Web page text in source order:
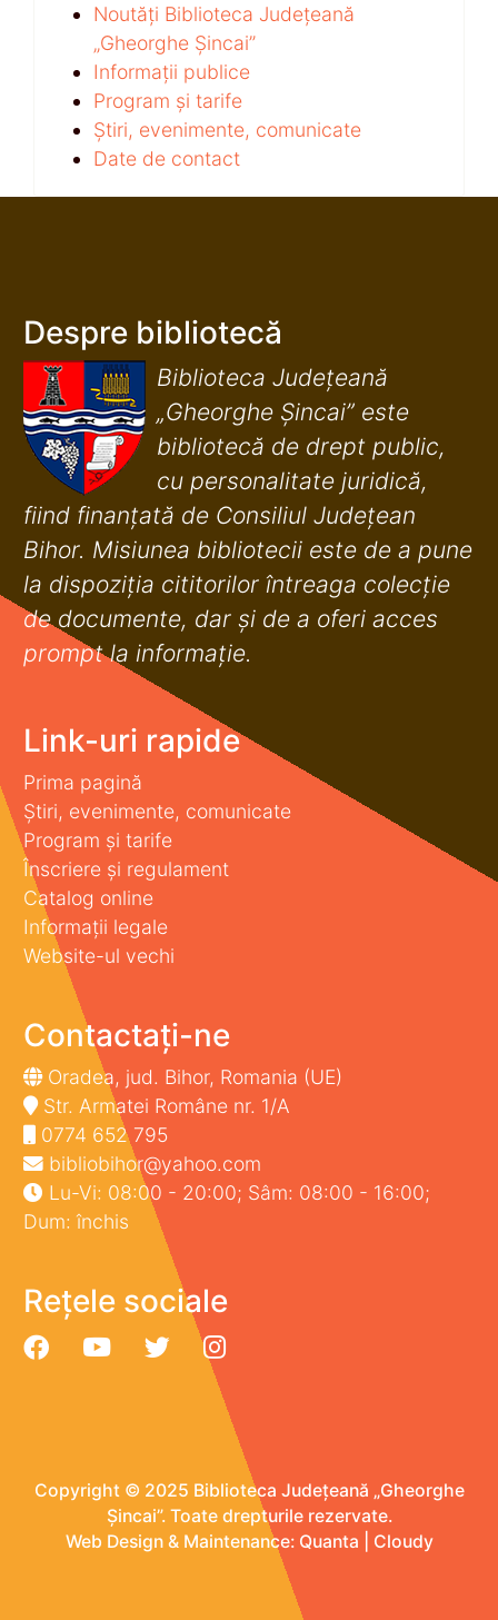
Noutăți Biblioteca Județeană
„Gheorghe Șincai”
Informații publice
Program și tarife
Știri, evenimente, comunicate
Date de contact
Despre bibliotecă
Biblioteca Județeană
„Gheorghe Șincai” este
bibliotecă de drept public,
cu personalitate juridică,
fiind finanţată de Consiliul Judeţean
Bihor. Misiunea bibliotecii este de a pune
la dispoziţia cititorilor întreaga colecţie
de documente, dar şi de a oferi acces
prompt la informaţie.
Link-uri rapide
Prima pagină
Știri, evenimente, comunicate
Program și tarife
Înscriere și regulament
Catalog online
Informații legale
Website-ul vechi
Contactați-ne
Oradea, jud. Bihor, Romania (UE)
Str. Armatei Române nr. 1/A
0774 652 795
bibliobihor@yahoo.com
Lu-Vi: 08:00 - 20:00; Sâm: 08:00 - 16:00;
Dum: închis
Rețele sociale
Copyright © 2025 Biblioteca Județeană „Gheorghe
Șincai”. Toate drepturile rezervate.
Web Design & Maintenance: Quanta Cloudy